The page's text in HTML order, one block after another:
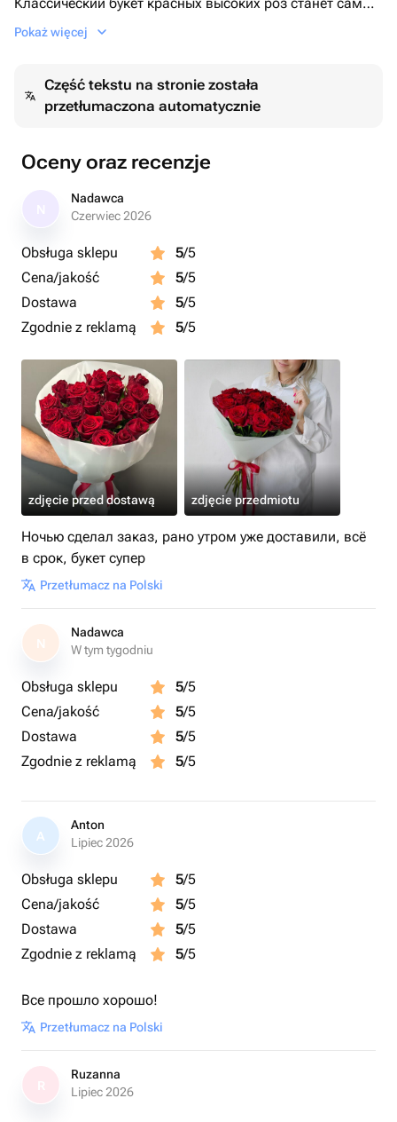
красивым проявлением ваших чувств и признания в
Букет роз с крупными бутонами, густой листвой и
стойким стеблем это классика, которая никогда не
прекрасным подарком на день святого Валентина,
день рождения или годовщину свадьбы, отношений с
любимой женой, девушкой.
Pokaż więcej
Część tekstu na stronie została
przetłumaczona automatycznie
Oceny oraz recenzje
Nadawca
Czerwiec 2026
Obsługa sklepu 5/5
Cena/jakość
5/5
Dostawa
5/5
Zgodnie z reklamą
5/5
zdjęcie przed dostawą zdjęcie przedmiotu
Ночью сделал заказ, рано утром уже доставили, всё
в срок, букет супер
Przetłumacz na Polski
N
Nadawca
W tym tygodniu
Obsługa sklepu 5/5
Cena/jakość
5/5
Dostawa
5/5
Zgodnie z reklamą
5/5
A
Anton
Lipiec 2026
Obsługa sklepu 5/5
Cena/jakość
5/5
Dostawa
5/5
Zgodnie z reklamą
5/5
Все прошло хорошо!
Przetłumacz na Polski
Ruzanna
Lipiec 2026